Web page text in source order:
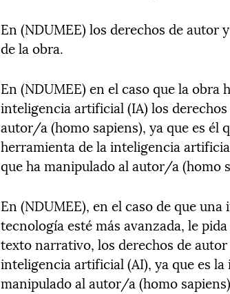
En (NDUMEE) los derechos de
de la obra.
En (NDUMEE) en el caso que la obra
inteligencia artificial (IA) los
autor/a (homo sapiens), ya que es él
herramienta de la inteligencia
que ha manipulado al autor/a (homo
En (NDUMEE), en el caso de que
tecnología esté más avanzada, le
texto narrativo, los derechos de
inteligencia artificial (AI), ya que es
manipulado al autor/a (homo